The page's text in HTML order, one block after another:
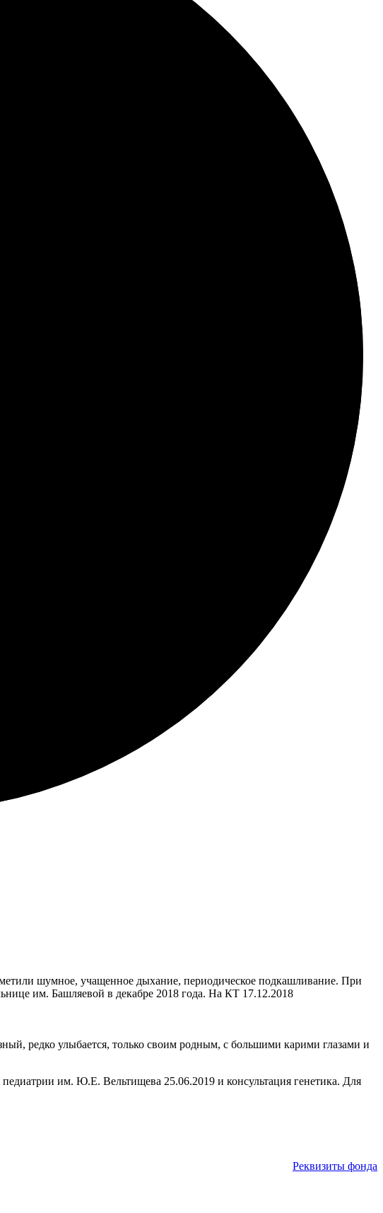
шумное, учащенное дыхание, периодическое подкашливание. При
им. Башляевой в декабре 2018 года. На КТ 17.12.2018
редко улыбается, только своим родным, с большими карими глазами и
им. Ю.Е. Вельтищева 25.06.2019 и консультация генетика. Для
Реквизиты фонда